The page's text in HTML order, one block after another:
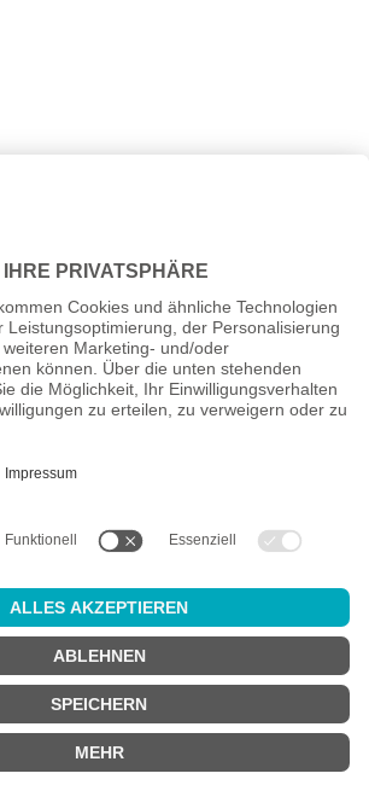
wenn nicht anders angegeben.
zu nutzen, müssen Siemindestens
oder älter?